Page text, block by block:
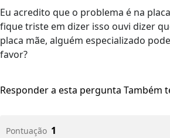
Eu acredito que o problema é na
fique triste em dizer isso ouvi dizer
placa mãe, alguém especializado
favor?
Responder a esta pergunta Também
Pontuação 1